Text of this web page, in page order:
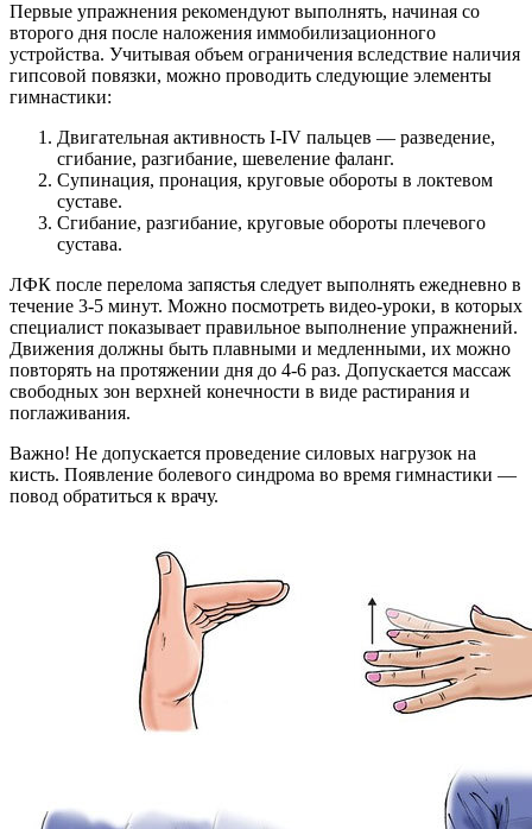
Первые упражнения рекомендуют выполнять, начиная со
второго дня после наложения иммобилизационного
устройства. Учитывая объем ограничения вследствие наличия
гипсовой повязки, можно проводить следующие элементы
гимнастики:
Двигательная активность I-IV пальцев — разведение,
сгибание, разгибание, шевеление фаланг.
Супинация, пронация, круговые обороты в локтевом
суставе.
Сгибание, разгибание, круговые обороты плечевого
сустава.
ЛФК после перелома запястья следует выполнять ежедневно в
течение 3-5 минут. Можно посмотреть видео-уроки, в которых
специалист показывает правильное выполнение упражнений.
Движения должны быть плавными и медленными, их можно
повторять на протяжении дня до 4-6 раз. Допускается массаж
свободных зон верхней конечности в виде растирания и
поглаживания.
Важно! Не допускается проведение силовых нагрузок на
кисть. Появление болевого синдрома во время гимнастики —
повод обратиться к врачу.